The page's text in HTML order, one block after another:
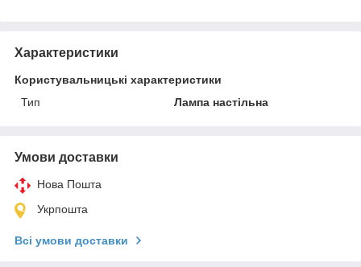
Характеристики
Користувальницькі характеристики
Тип
Лампа настільна
Умови доставки
Нова Пошта
Укрпошта
Всі умови доставки